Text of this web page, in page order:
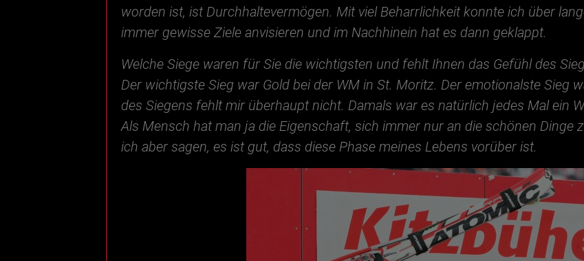
worden ist, ist Durchhaltevermögen. Mit viel Beharrlichkeit konnte ich über
immer gewisse Ziele anvisieren und im Nachhinein hat es dann geklappt.
Welche Siege waren für Sie die wichtigsten und fehlt Ihnen das Gefühl des
Der wichtigste Sieg war Gold bei der WM in St. Moritz. Der emotionalste Sieg
des Siegens fehlt mir überhaupt nicht. Damals war es natürlich jedes Mal ein
Als Mensch hat man ja die Eigenschaft, sich immer nur an die schönen Dinge
ich aber sagen, es ist gut, dass diese Phase meines Lebens vorüber ist.